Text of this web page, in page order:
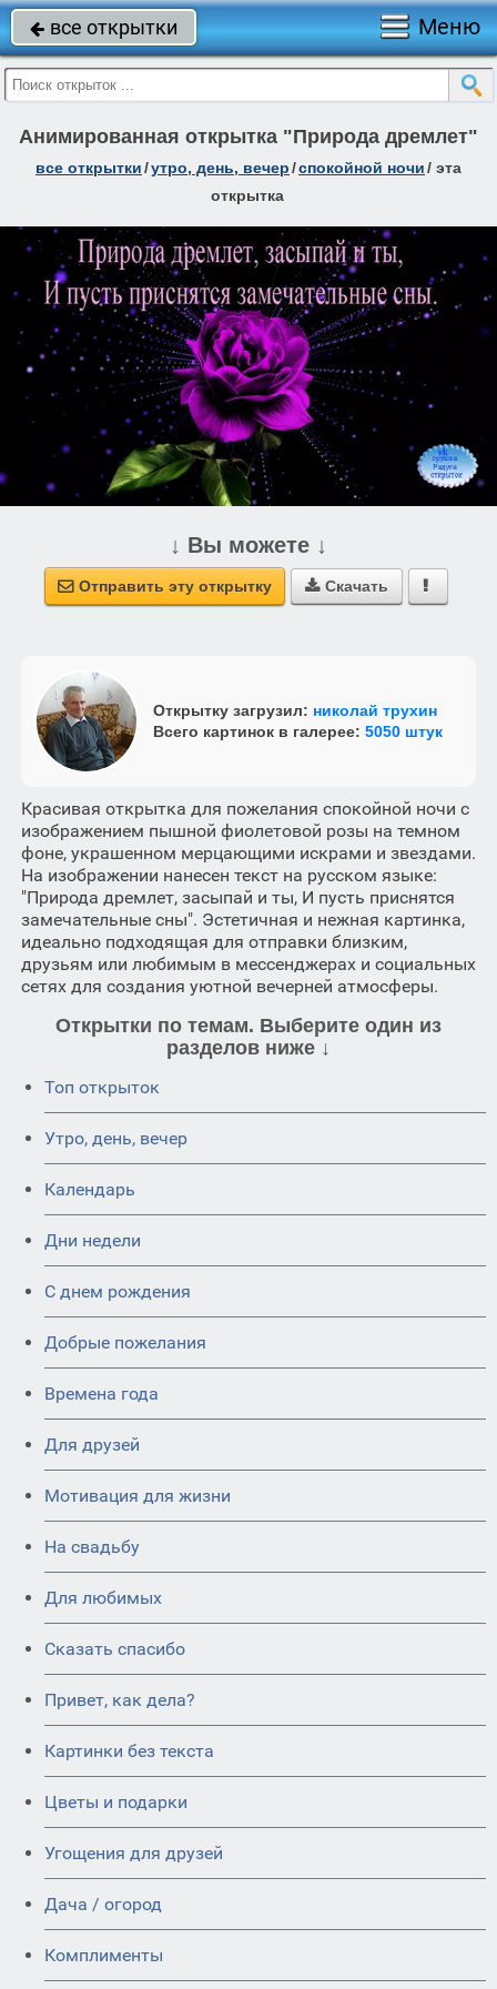
 все открытки Меню
Анимированная открытка "Природа дремлет"
все открытки/утро, день, вечер/спокойной ночи/ эта
открытка
↓ Вы можете ↓
 Отправить эту открытку  Скачать 
Открытку загрузил: николай трухин
Всего картинок в галерее: 5050 штук
Красивая открытка для пожелания спокойной ночи с
изображением пышной фиолетовой розы на темном
фоне, украшенном мерцающими искрами и звездами.
На изображении нанесен текст на русском языке:
"Природа дремлет, засыпай и ты, И пусть приснятся
замечательные сны". Эстетичная и нежная картинка,
идеально подходящая для отправки близким,
друзьям или любимым в мессенджерах и социальных
сетях для создания уютной вечерней атмосферы.
Открытки по темам. Выберите один из
разделов ниже ↓
Топ открыток
Утро, день, вечер
Календарь
Дни недели
C днем рождения
Добрые пожелания
Времена года
Для друзей
Мотивация для жизни
На свадьбу
Для любимых
Сказать спасибо
Привет, как дела?
Картинки без текста
Цветы и подарки
Угощения для друзей
Дача / огород
Комплименты